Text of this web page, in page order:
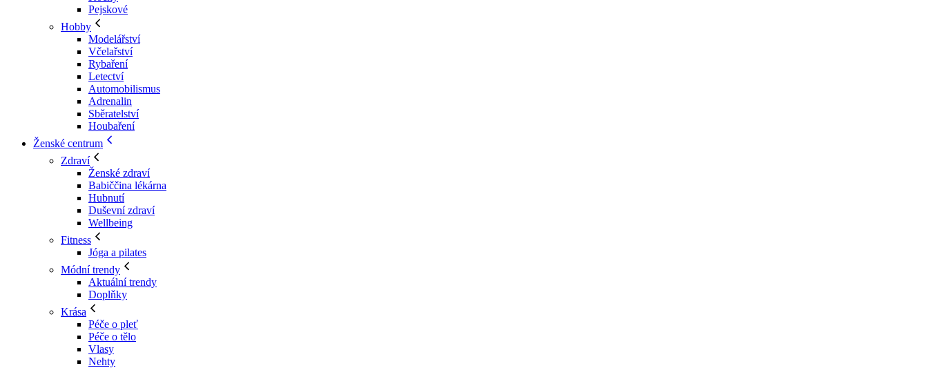
Pejskové
Hobby
Modelářství
Včelařství
Rybaření
Letectví
Automobilismus
Adrenalin
Sběratelství
Houbaření
Ženské centrum
Zdraví
Ženské zdraví
Babiččina lékárna
Hubnutí
Duševní zdraví
Wellbeing
Fitness
Jóga a pilates
Módní trendy
Aktuální trendy
Doplňky
Krása
Péče o pleť
Péče o tělo
Vlasy
Nehty